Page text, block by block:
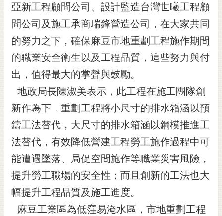
螢
光
花
泉
桐
花
網
站
導
覽
訂
閱
RSS
亞新工程顧問公司、設計監造台灣世曦工程顧
問公司及施工承商瑞鋒營造公司，在大家共同
的努力之下，確保麻豆市地重劃工程施作期間
的職業安全衛生以及工程品質，這些努力與付
出，值得最大的掌聲與鼓勵。
地政局長陳淑美表示，此工程在施工團隊創
新作為下，重劃工程將小尺寸的排水箱涵以預
鑄工法替代，大尺寸的排水箱涵以鋼模推進工
法替代，有效降低營建工程勞工施作過程中可
能遭遇墜落、局促空間施作等職業災害風險，
提升勞工職場的安全性；而且創新的工法也大
幅提升工程品質及施工進度。
麻豆工業區為低窪易淹水區，市地重劃工程